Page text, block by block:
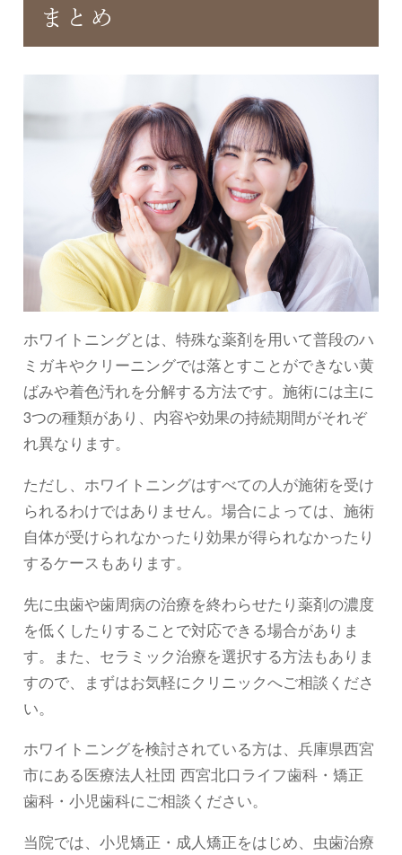
まとめ
ホワイトニングとは、特殊な薬剤を用いて普段のハ
ミガキやクリーニングでは落とすことができない黄
ばみや着色汚れを分解する方法です。施術には主に
3つの種類があり、内容や効果の持続期間がそれぞ
れ異なります。
ただし、ホワイトニングはすべての人が施術を受け
られるわけではありません。場合によっては、施術
自体が受けられなかったり効果が得られなかったり
するケースもあります。
先に虫歯や歯周病の治療を終わらせたり薬剤の濃度
を低くしたりすることで対応できる場合がありま
す。また、セラミック治療を選択する方法もありま
すので、まずはお気軽にクリニックへご相談くださ
い。
ホワイトニングを検討されている方は、兵庫県西宮
市にある医療法人社団 西宮北口ライフ歯科・矯正
歯科・小児歯科にご相談ください。
当院では、小児矯正・成人矯正をはじめ、虫歯治療